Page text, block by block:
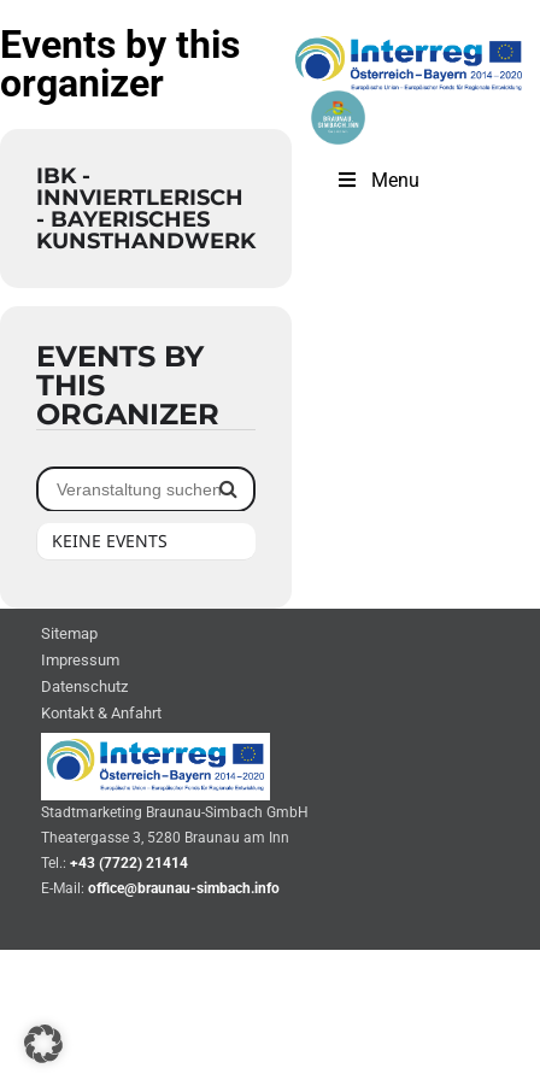
Events by this
organizer
IBK -
INNVIERTLERISCH
- BAYERISCHES
KUNSTHANDWERK
EVENTS BY
THIS
ORGANIZER
KEINE EVENTS
Menu
Sitemap
Impressum
Datenschutz
Kontakt & Anfahrt
Stadtmarketing Braunau-Simbach GmbH
Theatergasse 3, 5280 Braunau am Inn
Tel.: +43 (7722) 21414
E-Mail: office@braunau-simbach.info